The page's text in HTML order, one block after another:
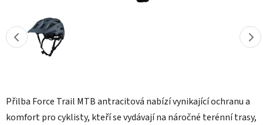
Přilba Force Trail MTB antracitová nabízí vynikající ochranu a
komfort pro cyklisty, kteří se vydávají na náročné terénní trasy,